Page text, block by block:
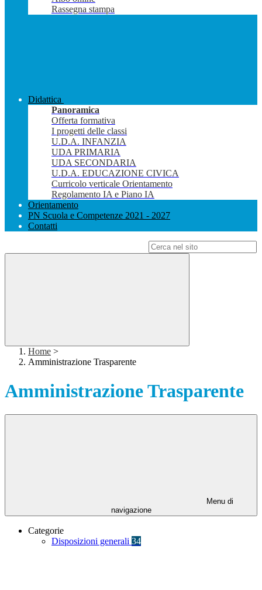
Rassegna stampa
Didattica
Panoramica
Offerta formativa
I progetti delle classi
U.D.A. INFANZIA
UDA PRIMARIA
UDA SECONDARIA
U.D.A. EDUCAZIONE CIVICA
Curricolo verticale Orientamento
Regolamento IA e Piano IA
Orientamento
PN Scuola e Competenze 2021 - 2027
Contatti
Home >
Amministrazione Trasparente
Amministrazione Trasparente
Menu di
navigazione
Categorie
Disposizioni generali 34